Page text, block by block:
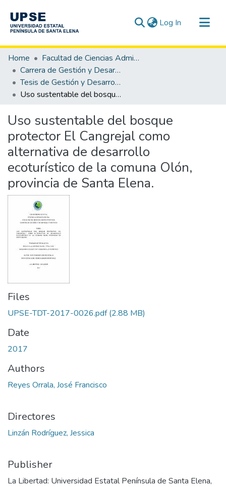
Log In (current)
Communities & Collections
All of DSpace
Statistics
Home
Facultad de Ciencias Administrativas
Carrera de Gestión y Desarrollo Turístico
Tesis de Gestión y Desarrollo Turístico
Uso sustentable del bosque protector El Cangrejal como alternativa de desarrollo ecoturístico de la comuna Olón, provincia de Santa Elena.
Uso sustentable del bosque
protector El Cangrejal como
alternativa de desarrollo
ecoturístico de la comuna Olón,
provincia de Santa Elena.
Files
UPSE-TDT-2017-0026.pdf(2.88 MB)
Date
2017
Authors
Reyes Orrala, José Francisco
Directores
Linzán Rodríguez, Jessica
Publisher
La Libertad: Universidad Estatal Península de Santa Elena,